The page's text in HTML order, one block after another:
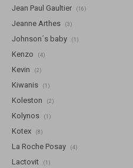
Jean Paul Gaultier (16)
Jeanne Arthes (3)
Johnson´s baby (1)
Kenzo (4)
Kevin (2)
Kiwanis (1)
Koleston (2)
Kolynos (1)
Kotex (8)
La Roche Posay (4)
Lactovit (1)